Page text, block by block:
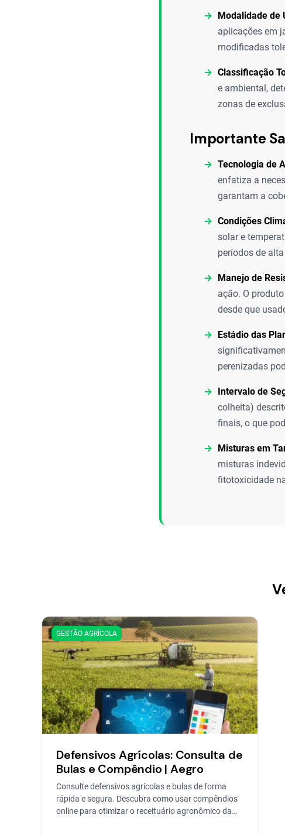
Modalidade de
aplicações em
modificadas
Classificação
e ambiental,
zonas de
Importante
Tecnologia de
enfatiza a
garantam a
Condições
solar e
períodos de
Manejo de
ação. O
desde que
Estádio das
perenizadas
Intervalo de
colheita)
finais, o que
Misturas em
misturas
fitotoxicidade
GESTÃO AGRÍCOLA
Defensivos Agrícolas: Consulta de
Bulas e Compêndio | Aegro
Consulte defensivos agrícolas e bulas de forma
rápida e segura. Descubra como usar compêndios
online para otimizar o receituário agronômico da